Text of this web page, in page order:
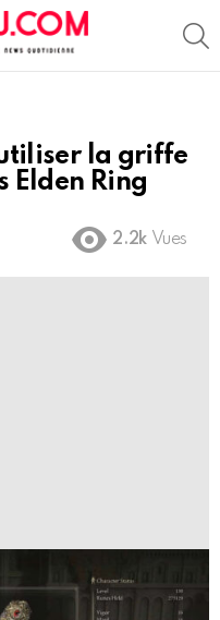
la griffe
Elden Ring
2.2k Vues